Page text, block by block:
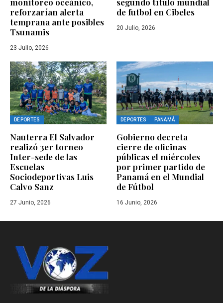
monitoreo oceánico,
reforzarían alerta
temprana ante posibles
Tsunamis
23 Julio, 2026
segundo título mundial
de futbol en Cibeles
20 Julio, 2026
DEPORTES
Nauterra El Salvador
realizó 3er torneo
Inter-sede de las
Escuelas
Sociodeportivas Luis
Calvo Sanz
27 Junio, 2026
DEPORTES PANAMÁ
Gobierno decreta
cierre de oficinas
públicas el miércoles
por primer partido de
Panamá en el Mundial
de Fútbol
16 Junio, 2026